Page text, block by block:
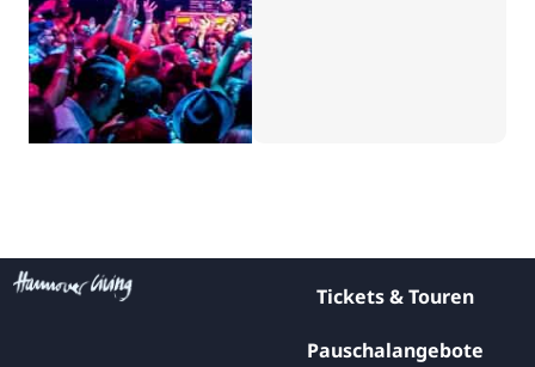
Tickets & Touren
Pauschalangebote